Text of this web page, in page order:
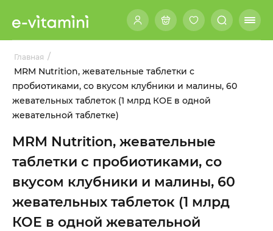
Главная /
MRM Nutrition, жевательные таблетки с
пробиотиками, со вкусом клубники и малины, 60
жевательных таблеток (1 млрд КОЕ в одной
жевательной таблетке)
MRM Nutrition, жевательные
таблетки с пробиотиками, со
вкусом клубники и малины, 60
жевательных таблеток (1 млрд
КОЕ в одной жевательной